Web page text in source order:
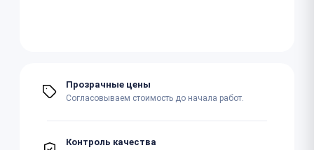
Прозрачные цены
Согласовываем стоимость до начала работ.
Контроль качества